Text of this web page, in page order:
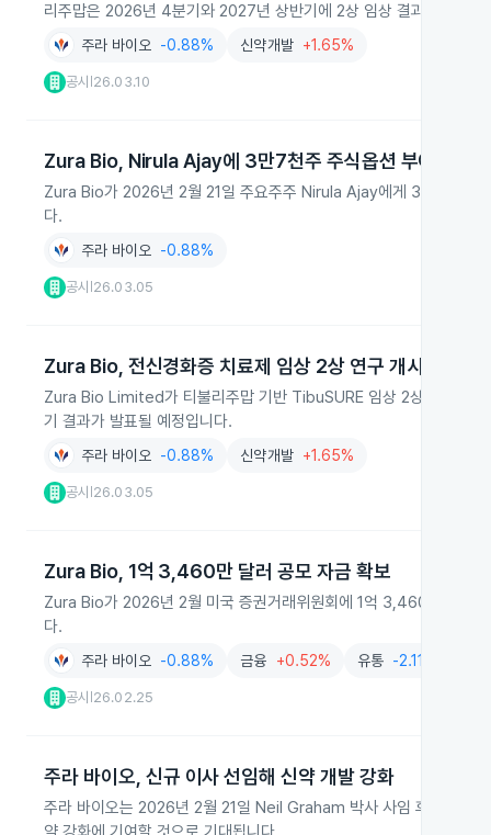
리주맙은 2026년 4분기와 2027년 상반기에 2상 임상 결과 발표가
주라 바이오 -0.88% 신약개발 +1.65%
공시 26.03.10
Zura Bio, Nirula Ajay에 3만7천주 주식옵션 부여
Zura Bio가 2026년 2월 21일 주요주주 Nirula Ajay에게 37,812주의
다.
주라 바이오 -0.88%
공시 26.03.05
Zura Bio, 전신경화증 치료제 임상 2상 연구 개시
Zura Bio Limited가 티불리주맙 기반 TibuSURE 임상 2상 연구 설
기 결과가 발표될 예정입니다.
주라 바이오 -0.88% 신약개발 +1.65%
공시 26.03.05
Zura Bio, 1억 3,460만 달러 공모 자금 확보
Zura Bio가 2026년 2월 미국 증권거래위원회에 1억 3,460만 달러
다.
주라 바이오 -0.88% 금융 +0.52% 유통 -2.11%
공시 26.02.25
주라 바이오, 신규 이사 선임해 신약 개발 강화
주라 바이오는 2026년 2월 21일 Neil Graham 박사 사임 후 Mark